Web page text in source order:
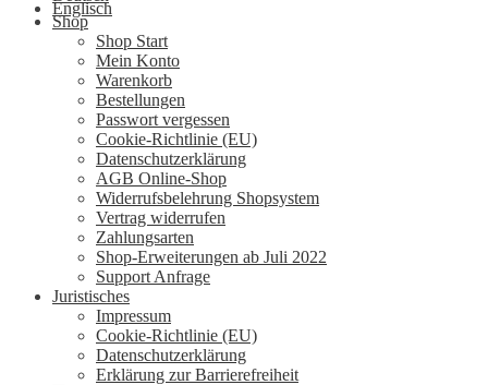
Shop
Shop Start
Mein Konto
Warenkorb
Bestellungen
Passwort vergessen
Cookie-Richtlinie (EU)
Datenschutzerklärung
AGB Online-Shop
Widerrufsbelehrung Shopsystem
Vertrag widerrufen
Zahlungsarten
Shop-Erweiterungen ab Juli 2022
Support Anfrage
Juristisches
Impressum
Cookie-Richtlinie (EU)
Datenschutzerklärung
Erklärung zur Barrierefreiheit